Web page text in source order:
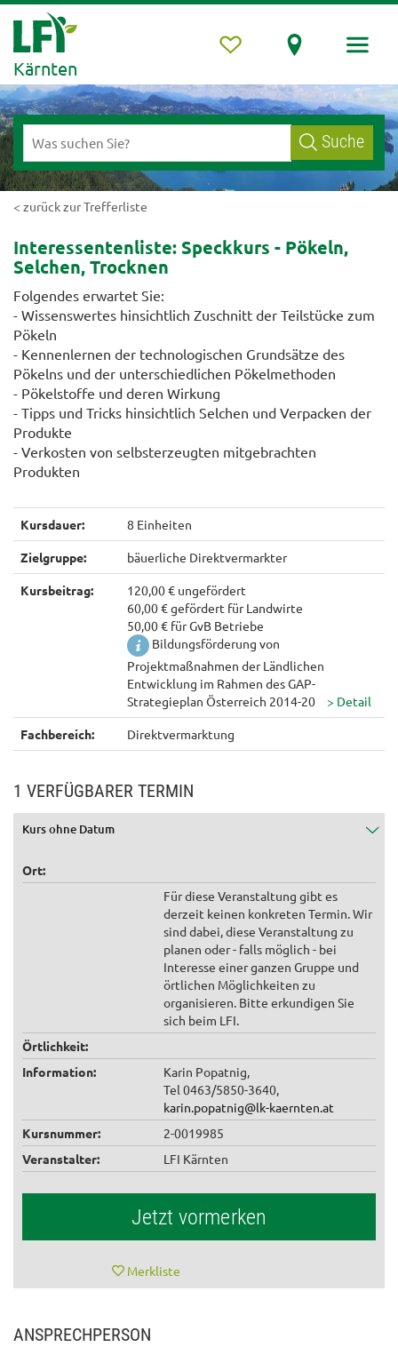
Kärnten
Suche
< zurück zur Trefferliste
Interessentenliste: Speckkurs - Pökeln,
Selchen, Trocknen
Folgendes erwartet Sie:
- Wissenswertes hinsichtlich Zuschnitt der Teilstücke zum
Pökeln
- Kennenlernen der technologischen Grundsätze des
Pökelns und der unterschiedlichen Pökelmethoden
- Pökelstoffe und deren Wirkung
- Tipps und Tricks hinsichtlich Selchen und Verpacken der
Produkte
- Verkosten von selbsterzeugten mitgebrachten
Produkten
Kursdauer: 8 Einheiten
Zielgruppe: bäuerliche Direktvermarkter
Kursbeitrag:
120,00 € ungefördert
60,00 € gefördert für Landwirte
50,00 € für GvB Betriebe
Bildungsförderung von
Projektmaßnahmen der Ländlichen
Entwicklung im Rahmen des GAP-
Strategieplan Österreich 2014-20
Fachbereich: Direktvermarktung
1 VERFÜGBARER TERMIN
Kurs ohne Datum
Ort:
Für diese Veranstaltung gibt es
derzeit keinen konkreten Termin. Wir
sind dabei, diese Veranstaltung zu
planen oder - falls möglich - bei
Interesse einer ganzen Gruppe und
örtlichen Möglichkeiten zu
organisieren. Bitte erkundigen Sie
sich beim LFI.
Örtlichkeit:
Information:
Karin Popatnig,
Tel 0463/5850-3640,
karin.popatnig@lk-kaernten.at
Kursnummer:
2-0019985
Veranstalter:
LFI Kärnten
Jetzt vormerken
Merkliste
ANSPRECHPERSON